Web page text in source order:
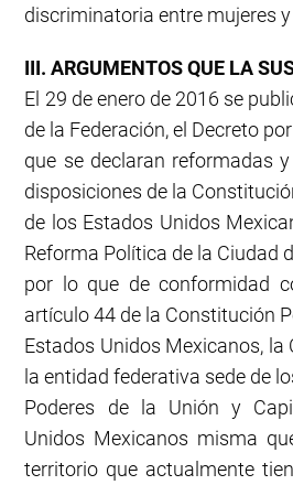
discriminatoria entre mujeres
III. ARGUMENTOS QUE LA
El 29 de enero de 2016 se
de la Federación, el Decreto por
que se declaran reformadas
disposiciones de la
de los Estados Unidos
Reforma Política de la Ciudad
por lo que de conformidad
artículo 44 de la Constitución
Estados Unidos Mexicanos, la
la entidad federativa sede de
Poderes de la Unión y
Unidos Mexicanos misma
territorio que actualmente